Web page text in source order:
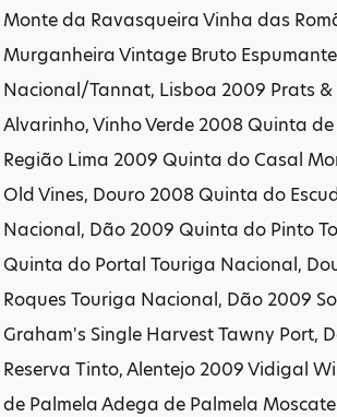
Monte da Ravasqueira Vinha das
Murganheira Vintage Bruto
Nacional/Tannat, Lisboa 2009 Prats &
Alvarinho, Vinho Verde 2008 Quinta
Região Lima 2009 Quinta do Casal
Old Vines, Douro 2008 Quinta do
Nacional, Dão 2009 Quinta do Pinto
Quinta do Portal Touriga Nacional,
Roques Touriga Nacional, Dão 2009
Graham's Single Harvest Tawny Port,
Reserva Tinto, Alentejo 2009 Vidigal
de Palmela Adega de Palmela